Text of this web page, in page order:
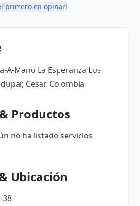
primero en opinar!
A-Mano La Esperanza Los
Cesar, Colombia
Productos
no ha listado servicios
Ubicación
38